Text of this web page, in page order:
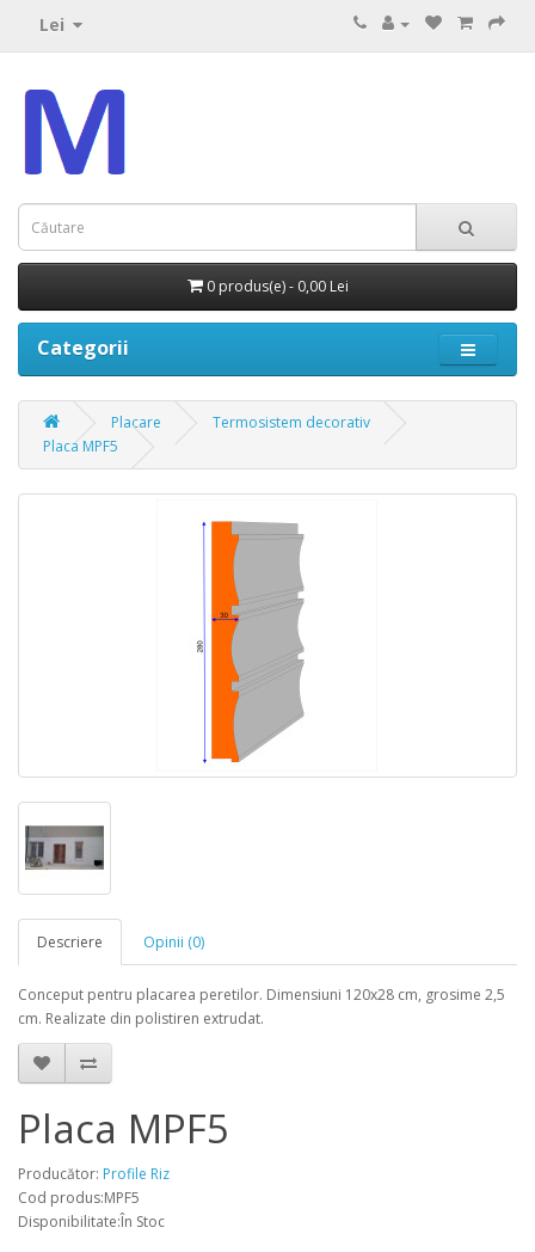
Lei
0 produs(e) - 0,00 Lei
Categorii
Placare
Termosistem decorativ
Placa MPF5
Descriere Opinii (0)
Conceput pentru placarea peretilor. Dimensiuni 120x28 cm, grosime 2,5
cm. Realizate din polistiren extrudat.
Placa MPF5
Producător: Profile Riz
Cod produs:MPF5
Disponibilitate:În Stoc